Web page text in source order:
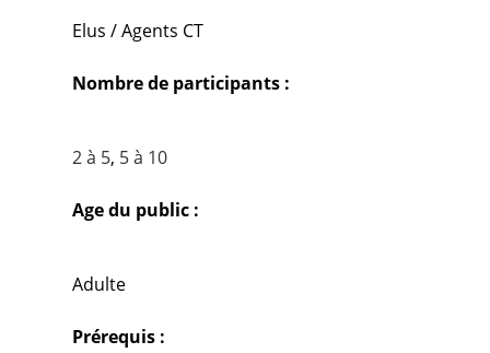
Elus / Agents CT
Nombre de participants :
2 à 5, 5 à 10
Age du public :
Adulte
Prérequis :